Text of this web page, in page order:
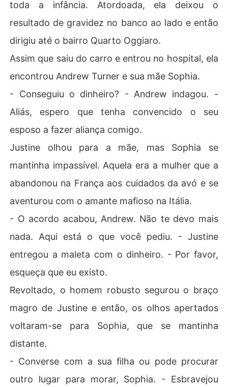
toda a infância. Atordoada, ela deixou o
resultado de gravidez no banco ao lado e então
dirigiu até o bairro Quarto Oggiaro.
Assim que saiu do carro e entrou no hospital, ela
encontrou Andrew Turner e sua mãe Sophia.
- Conseguiu o dinheiro? - Andrew indagou. -
Aliás, espero que tenha convencido o seu
esposo a fazer aliança comigo.
Justine olhou para a mãe, mas Sophia se
mantinha impassível. Aquela era a mulher que a
abandonou na França aos cuidados da avó e se
aventurou com o amante mafioso na Itália.
- O acordo acabou, Andrew. Não te devo mais
nada. Aqui está o que você pediu. - Justine
entregou a maleta com o dinheiro. - Por favor,
esqueça que eu existo.
Revoltado, o homem robusto segurou o braço
magro de Justine e então, os olhos apertados
voltaram-se para Sophia, que se mantinha
distante.
- Converse com a sua filha ou pode procurar
outro lugar para morar, Sophia. - Esbravejou